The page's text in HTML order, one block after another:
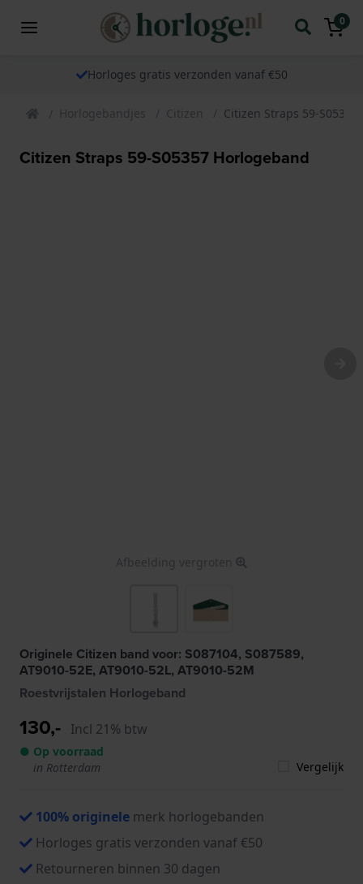
0
Horloges gratis verzonden vanaf €50
Horlogebandjes Citizen Citizen Straps 59-
Citizen Straps 59-S05357 Horlogeband
Afbeelding vergroten
Originele Citizen band voor: S087104, S087589,
AT9010-52E, AT9010-52L, AT9010-52M
Roestvrijstalen Horlogeband
130,- Incl 21% btw
● Op voorraad
in Rotterdam
Vergelijk
100% originele merk horlogebanden
Horloges gratis verzonden vanaf €50
Retourneren binnen 30 dagen